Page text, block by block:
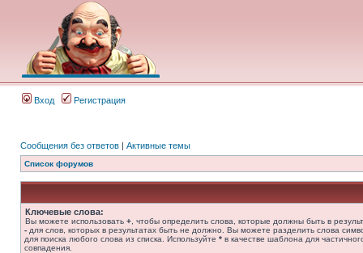
Вход Регистрация
Сообщения без ответов | Активные темы
Список форумов
Ключевые слова:
Вы можете использовать + , чтобы определить слова, которые должны быть в
- для слов, которых в результатах быть не должно. Вы можете разделить слова
для поиска любого слова из списка. Используйте * в качестве шаблона для
совпадения.